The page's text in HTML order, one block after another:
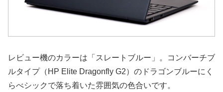
レビュー機のカラーは「スレートブルー」。コンバーチブ
ルタイプ（HP Elite Dragonfly G2）のドラゴンブルーにく
らべシックで落ち着いた雰囲気の色合いです。